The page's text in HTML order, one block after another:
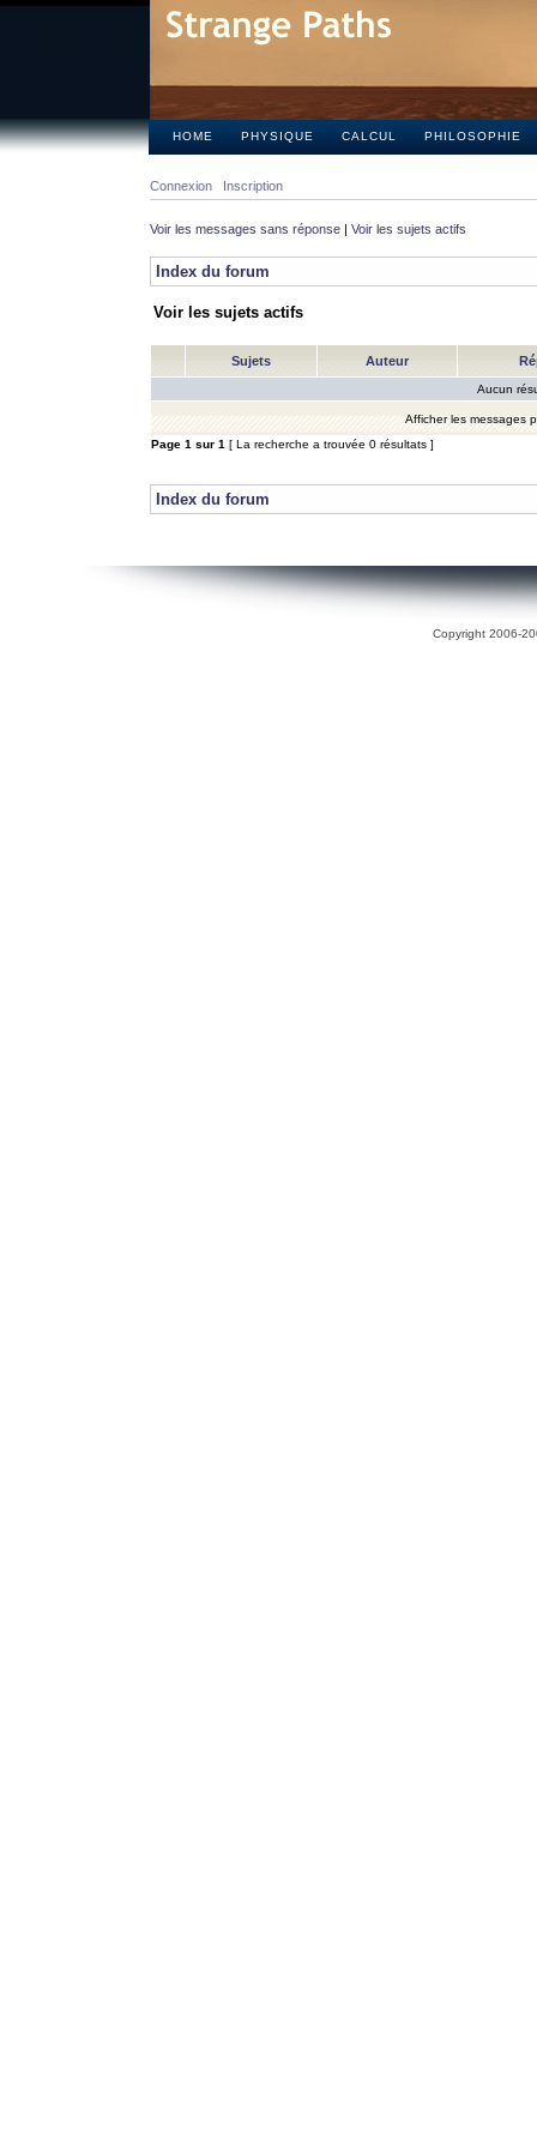
HOME PHYSIQUE CALCUL PHILOSOPHIE
Connexion Inscription
Voir les messages sans réponse | Voir les sujets actifs
Index du forum
Voir les sujets actifs
Sujets Auteur
Aucun
Afficher les messages
Page 1 sur 1 [ La recherche a trouvée 0 résultats ]
Index du forum
Copyright 2006-